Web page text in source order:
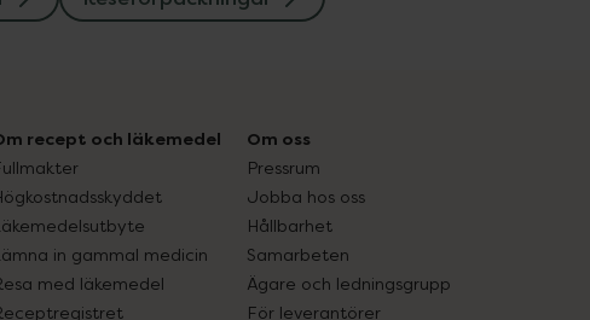
recept och läkemedel
in gammal medicin
med läkemedel
Om oss
Pressrum
Jobba hos oss
Hållbarhet
Samarbeten
Ägare och ledningsgrupp
För leverantörer